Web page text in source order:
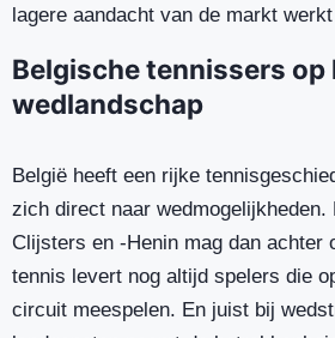
lagere aandacht van de markt
Belgische tennissers op
wedlandschap
België heeft een rijke
zich direct naar wedmogelijkheden.
Clijsters en -Henin mag dan achter
tennis levert nog altijd spelers die
circuit meespelen. En juist bij